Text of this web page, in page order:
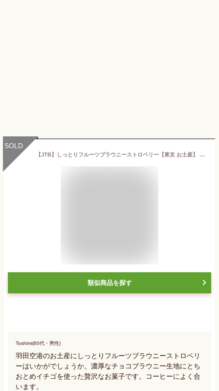
SOLD
【JTB】しっとりフルーツブラウニーストロベリー【東京 お土産】 ｜東京駅 羽田空港 チョコブラウニー とちおとめ お菓子 焼き菓子 洋菓子 東京土産 おみやげ お取り寄せ 手土産 贈り物 ギフト
類似商品を探す
Toshimi(60代・男性)
羽田空港のお土産にしっとりフルーツブラウニーストロベリ
ーはいかがでしょうか。濃厚なチョコブラウニー生地にとち
おとめイチゴを使った贅沢なお菓子です。コーヒーによく合
います。